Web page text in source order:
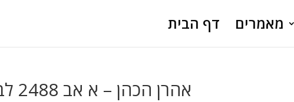
דף הבית מאמרים
9. אהרן הכהן – א אב 2488 לבריאת העולם